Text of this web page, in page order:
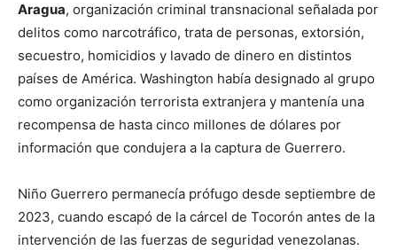
Aragua, organización criminal transnacional señalada por
delitos como narcotráfico, trata de personas, extorsión,
secuestro, homicidios y lavado de dinero en distintos
países de América. Washington había designado al grupo
como organización terrorista extranjera y mantenía una
recompensa de hasta cinco millones de dólares por
información que condujera a la captura de Guerrero.
Niño Guerrero permanecía prófugo desde septiembre de
2023, cuando escapó de la cárcel de Tocorón antes de la
intervención de las fuerzas de seguridad venezolanas.